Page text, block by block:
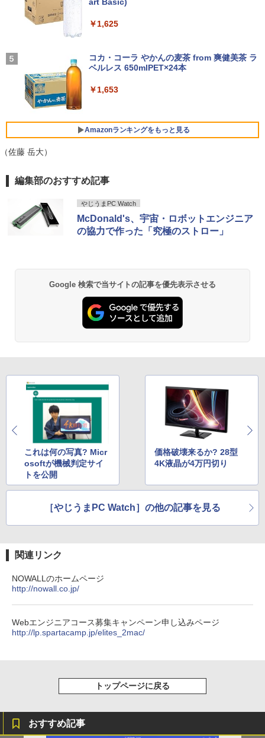
8月5日限定10倍＆抽選10000P！｜2021
代Celeron 6305U最大メモリ32GB 秒速
起動新品SSD2TB テンキー内蔵 15.6型大
Microsoftoffice2024可 送料無料 WIFI
5
￥16,980
代 Corei3/i5-8500T メモリ最大16GB SS
D1TB 二画面デュアル アウトレット オフ
o 中古パソコンデスクトップパソコン ミ
ニPC デル 中古パソコンデスクトップPC
4)/M.2 SSD512GB/DVD-RW/Win11 Pro-
く
￥33,000
モバイルディスプレイ 自立型 1920*1080
h/PS3/PS4/PS5/Xbox One/PC/スマホ/U
SBType-C/標準HDMI対応【選べる種
【楽天1位！保護レザーケース付き】【タ
ポータブルモニター ゲーミングモニター
pc ミニPC iPhone対応
￥9,999
￥825
付き 防水 タッチ式音量調整 スポーツ/通勤/通
￥1,964
Xiaomi シャオミ REDMI Buds 8 Lite ワイヤ
￥2,980
￥250
art Basic)
￥1,625
コカ・コーラ やかんの麦茶 from 爽健美茶 ラ
ベルレス 650mlPET×24本
￥1,653
Amazonランキングをもっと見る
薬屋のひとりごと 17巻 (デジタル版ビッグガ
ンガンコミックス)
￥832
HUNTER×HUNTER モノクロ版 39 (ジャンプ
スーパーの裏でヤニ吸うふたり 9巻 (デジタル
版ビッグガンガンコミックス)
￥810
クスDIGITAL)
￥594
（佐藤 岳大）
編集部のおすすめ記事
やじうまPC Watch
McDonald's、宇宙・ロボットエンジニア
の協力で作った「究極のストロー」
Google 検索で当サイトの記事を優先表示させる
これは何の写真? Micr
osoftが機械判定サイ
トを公開
価格破壊来るか? 28型
4K液晶が4万円切り
［やじうまPC Watch］の他の記事を見る
関連リンク
NOWALLのホームページ
http://nowall.co.jp/
Webエンジニアコース募集キャンペーン申し込みページ
http://lp.spartacamp.jp/elites_2mac/
トップページに戻る
おすすめ記事